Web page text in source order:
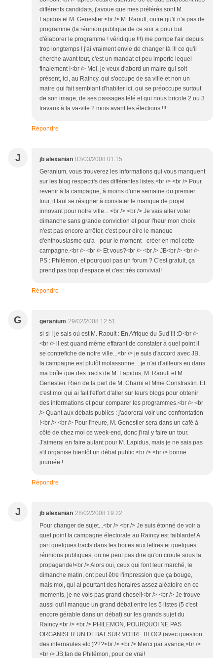
différents candidats, j'avoue que mes préférés sont M.
Lapidus et M. Genestier.<br /> M. Raoult, outre qu'il n'a pas de
programme (la réunion publique de ce soir a pour but
d'élaborer le programme ! véridique !!!) me pompe l'air depuis
trop longtemps ! j'ai vraiment envie de changer là !!! ce qu'il
cherche avant tout, c'est un mandat et peu importe lequel
finalement !<br /> Moi, je veux d'abord un maire qui soit
présent, ici, au Raincy, qui s'occupe de sa ville et non un
maire qui fait semblant d'habiter ici, qui se préoccupe surtout
de son image, de ses passages télé et qui nous bricole 2 ou 3
travaux à la va-vite 2 mois avant les élections !!!
Répondre
J jb alexanian 03/03/2008 01:15
Geranium, vous trouverez les informations qui vous manquent
sur les blog respectifs des différentes listes.<br /> <br /> Pour
revenir à la campagne, à moins d'une semaine du premier
tour, il faut se résigner à constater le manque de projet
innovant pour notre ville... <br /> <br /> Je vais aller voter
dimanche sans grande conviction et pour l'heur mon choix
n'est pas encore arrêter, c'est pour dire le manque
d'enthousiasme qu'a - pour le moment - créer en moi cette
campagne.<br /> <br /> Et vous?<br /> <br /> JB<br /> <br />
PS : Philémon, et pourquoi pas un forum ? C'est gratuit, ça
prend pas trop d'espace et c'est très convivial!
Répondre
G geranium 29/02/2008 12:51
si si ! je sais où est M. Raoult : En Afrique du Sud !!! :D<br />
<br /> il est quand même effarant de constater à quel point il
se contrefiche de notre ville...<br /> je suis d'accord avec JB,
la campagne est plutôt molassonne... je n'ai d'ailleurs eu dans
ma boîte que des tracts de M. Lapidus, M. Raoult et M.
Genestier. Rien de la part de M. Charni et Mme Constrastin. Et
c'est moi qui ai fait l'effort d'aller sur leurs blogs pour obtenir
des informations et pour comparer les programmes.<br /> <br
/> Quant aux débats publics : j'adorerai voir une confrontation
!<br /> <br /> Pour l'heure, M. Genestier sera dans un café à
côté de chez moi ce week-end, donc j'irai y faire un tour.
J'aimerai en faire autant pour M. Lapidus, mais je ne sais pas
s'il organise bientôt un débat public.<br /> <br /> bonne
journée !
Répondre
J jb alexanian 28/02/2008 19:22
Pour changer de sujet...<br /> <br /> Je suis étonné de voir a
quel point la campagne électorale au Raincy est faiblarde! A
part quelques tracts dans les boites aux lettres et quelques
réunions publiques, on ne peut pas dire qu'on croule sous la
propagande!<br /> Alors oui, ceux qui font leur marché, le
dimanche matin, ont peut être l'impression que ça bouge,
mais moi, qui ai pourtant des horaires assez aléatoire en ce
moments, je ne vois pas grand chose!!<br /> <br /> Je trouve
aussi qu'il manque un grand débat entre les 5 listes (5 c'est
encore gérable dans un débat) sur les grands sujet du
Raincy.<br /> <br /> PHILEMON, POURQUOI NE PAS
ORGANISER UN DEBAT SUR VOTRE BLOG! (avec question
des internautes etc.)???<br /> <br /> Merci par avance,<br />
<br /> JB,fan de Philémon, pour de vrai!